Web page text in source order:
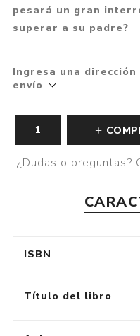
pesará un gran
superar a su padre?
Ingresa una
envío
¿Dudas o preguntas?
ISBN
Título del libro